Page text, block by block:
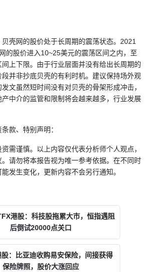
贝壳网的股价处于长周期的震荡状态。2021
的股价进入10~25美元的震荡区间之内，至
上下限。由于行业层面并没有给出长周期的
并非抄底贝壳的有利时机。建议保持场外观
文虽然短时间没有对贝壳的骨架形成冲击，
中介的监管和限制将会越来越多，行业发展
款、特别声明：
需谨慎。以上内容仅代表分析师个人观点，
请勿将本报告视为唯一参考依据。在不同时
发生变化，更新内容不会另行通知。
港股：科技股拖累大市，恒指遇阻
后倒试20000点关口
：比亚迪收购易安保险，间接获得
保险牌照，股价大涨回应